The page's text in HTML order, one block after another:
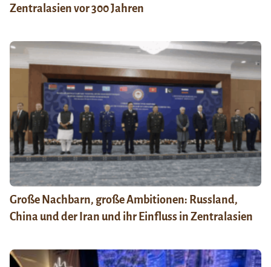
Zentralasien vor 300 Jahren
Große Nachbarn, große Ambitionen: Russland,
China und der Iran und ihr Einfluss in Zentralasien